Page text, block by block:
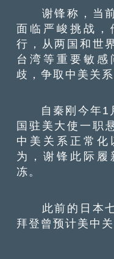
谢锋称，当前
面临严峻挑战，
行，从两国和世
台湾等重要敏感
歧，争取中美关系
自秦刚今年1月
国驻美大使一职
中美关系正常化
为，谢锋此际
冻。
此前的日本七
拜登曾预计美中